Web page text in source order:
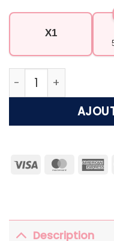
X1
quantité de
Visa
Description